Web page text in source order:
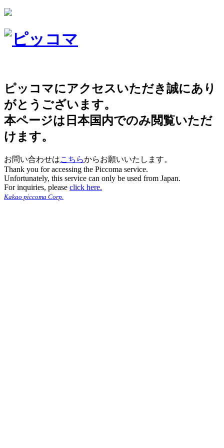
ピッコマにアクセスいただき誠にあり
がとうございます。
本ページは日本国内でのみ閲覧いただ
けます。
お問い合わせはこちらからお願いいたします。
Thank you for accessing the Piccoma service.
Unfortunately, this service can only be used from Japan.
For inquiries, please click here.
Kakao piccoma Corp.